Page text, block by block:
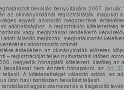
bevallás benyújtására 2007. január
az okmányirodánál regisztráltatják magukat a
egyedi azonosító megszerzése
adóhatósághoz. A regisztrációs kötelezettség
vagy megbízással rendelkező
állandó megbízás, meghatalmazás
és adóazonosító számát.
érdekében az okmányirodák előzetes
– regisztrációját teljes nyitvatartási időben
negyedik hónapjától kötelezett, illetőleg az
bevallással nem érintett hónapokról, az Art.
A kötelezettséget választó adózó, az
úton havi bontásban bevallást teljesít.
egyéb szervezet és a kiegészítő